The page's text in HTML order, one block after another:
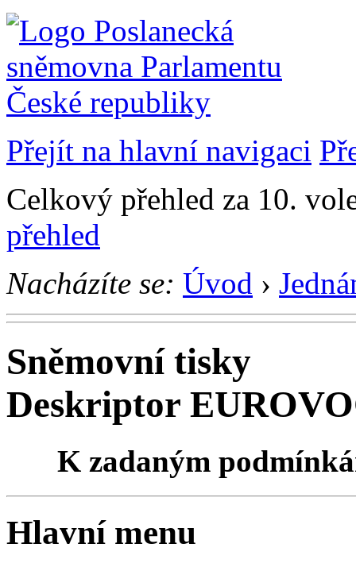
Přejít na hlavní navigaci
Celkový přehled za 10.
přehled
Nacházíte se: Úvod ›
Sněmovní tisky
Deskriptor
K zadaným
Hlavní menu